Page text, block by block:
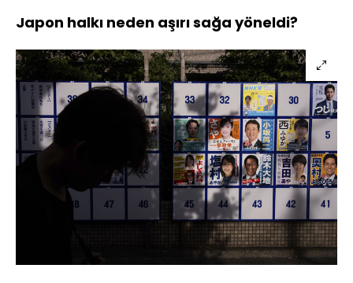
Japon halkı neden aşırı sağa yöneldi?